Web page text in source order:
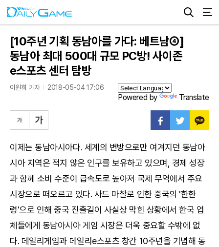
[10주년 기획 동남아를 가다: 베트남④]
동남아 최대 500대 규모 PC방! 사이존
e스포츠 센터 탐방
이원희 기자 2018-05-04 17:06
Powered by Translate
이제는 동남아시아다. 세계의 변방으로만 여겨지던 동남아
시아 지역은 적지 않은 인구를 보유하고 있으며, 경제 성장
과 함께 소비 수준이 급속도로 높아져 국제 무역에서 주요
시장으로 떠오르고 있다. 사드 마찰로 인한 중국의 '한한
령'으로 인해 중국 진출길이 사실상 막힌 상황에서 한국 업
체들에게 동남아시아 게임 시장은 더욱 중요할 수밖에 없
다. 데일리게임과 데일리e스포츠 창간 10주년을 기념해 동